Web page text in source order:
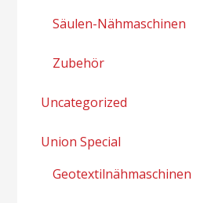
Säulen-Nähmaschinen
Zubehör
Uncategorized
Union Special
Geotextilnähmaschinen